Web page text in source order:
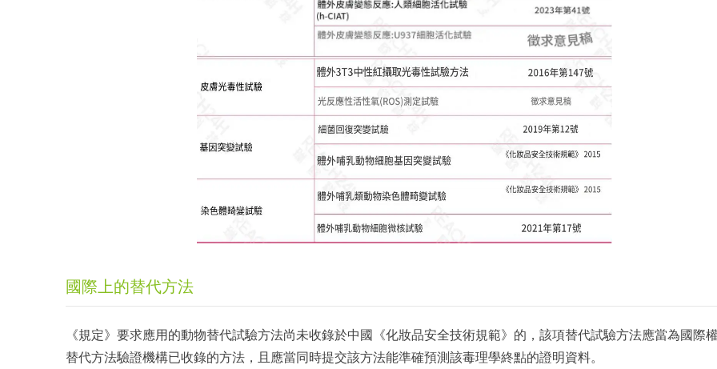
國際上的替代方法
《規定》要求應用的動物替代試驗方法尚未收錄於中國《化妝品安全技術規範》的，該項替代試驗方法應當為國際
替代方法驗證機構已收錄的方法，且應當同時提交該方法能準確預測該毒理學終點的證明資料。